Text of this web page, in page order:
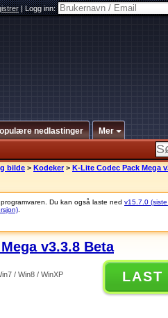
|Logg inn:
nedlastinger Mer
bilde > Kodeker > K-Lite Codec Pack Mega
Du kan også laste ned v15.7.0
v3.3.8 Beta
/ Win8 / WinXP LAST